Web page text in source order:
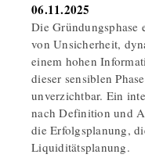
06.11.2025
Die Gründungsphase
von Unsicherheit,
einem hohen
dieser sensiblen
unverzichtbar. Ein
nach Definition und
die Erfolgsplanung,
Liquiditätsplanung.